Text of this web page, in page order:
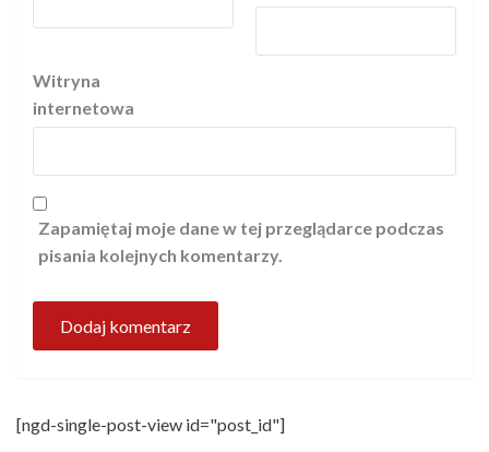
Witryna
internetowa
Zapamiętaj moje dane w tej przeglądarce podczas
pisania kolejnych komentarzy.
[ngd-single-post-view id="post_id"]